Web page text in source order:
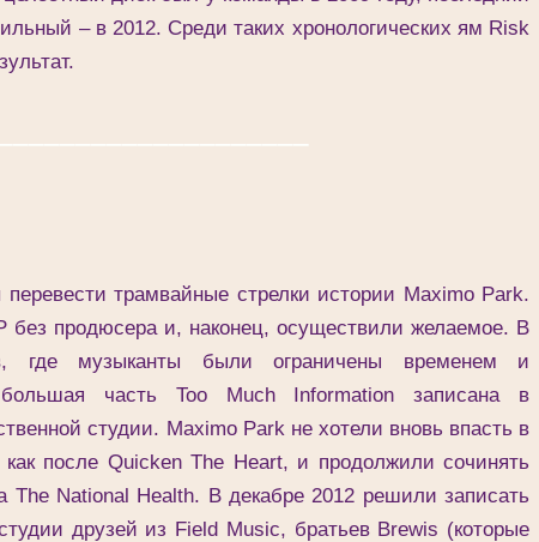
– в 2012. Среди таких хронологических ям Risk
трамвайные стрелки истории Maximo Park.
без продюсера и, наконец, осуществили желаемое. В
где музыканты были ограничены временем и
большая часть Too Much Information записана в
студии. Maximo Park не хотели вновь впасть в
как после Quicken The Heart, и продолжили сочинять
The National Health. В декабре 2012 решили записать
друзей из Field Music, братьев Brewis (которые